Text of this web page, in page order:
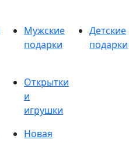
Мужские
подарки
Детские
подарки
Открытки
и
игрушки
Новая